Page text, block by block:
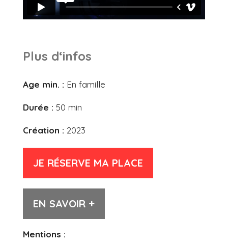
Plus d‘infos
Age min. : En famille
Durée : 50 min
Création : 2023
JE RÉSERVE MA PLACE
EN SAVOIR +
Mentions :